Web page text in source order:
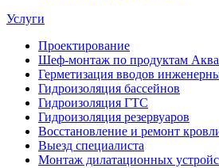
Услуги
Проектирование
Шеф-монтаж по продуктам
Герметизация вводов
Гидроизоляция бассейнов
Гидроизоляция ГТС
Гидроизоляция резервуаров
Восстановление и ремонт
Выезд специалиста
Монтаж дилатационных